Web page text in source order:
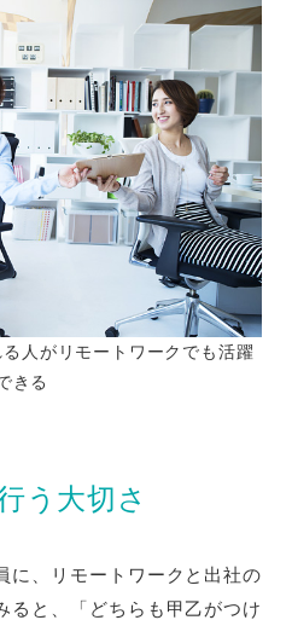
人がリモートワークでも活躍
きる
う大切さ
に、リモートワークと出社の
ると、「どちらも甲乙がつけ